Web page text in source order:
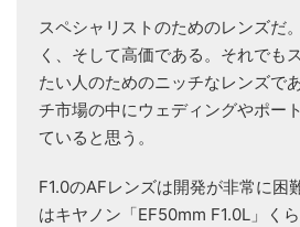
スペシャリストのためのレンズだ
く、そして高価である。それでも
たい人のためのニッチなレンズで
チ市場の中にウェディングやポー
ていると思う。
F1.0のAFレンズは開発が非常に困
はキヤノン「EF50mm F1.0L」く